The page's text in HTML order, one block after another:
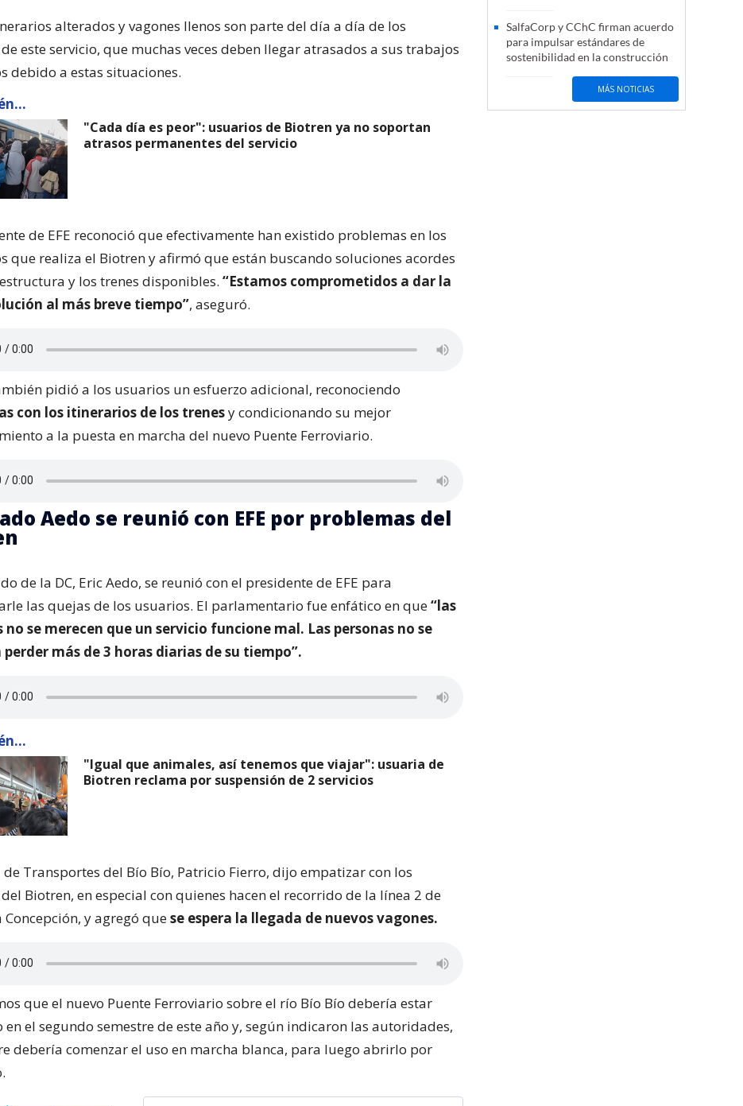
alterados y vagones llenos son parte del día a día de los
este servicio, que muchas veces deben llegar atrasados a sus trabajos
debido a estas situaciones.
"Cada día es peor": usuarios de Biotren ya no soportan
atrasos permanentes del servicio
de EFE reconoció que efectivamente han existido problemas en los
que realiza el Biotren y afirmó que están buscando soluciones acordes
y los trenes disponibles. “Estamos comprometidos a dar la
al más breve tiempo”, aseguró.
pidió a los usuarios un esfuerzo adicional, reconociendo
con los itinerarios de los trenesy condicionando su mejor
a la puesta en marcha del nuevo Puente Ferroviario.
Aedo se reunió con EFE por problemas del
de la DC, Eric Aedo, se reunió con el presidente de EFE para
las quejas de los usuarios. El parlamentario fue enfático en que“las
no se merecen que un servicio funcione mal. Las personas no se
perder más de 3 horas diarias de su tiempo”.
"Igual que animales, así tenemos que viajar": usuaria de
Biotren reclama por suspensión de 2 servicios
de Transportes del Bío Bío, Patricio Fierro, dijo empatizar con los
Biotren, en especial con quienes hacen el recorrido de la línea 2 de
Concepción, y agregó quese espera la llegada de nuevos vagones.
que el nuevo Puente Ferroviario sobre el río Bío Bío debería estar
en el segundo semestre de este año y, según indicaron las autoridades,
debería comenzar el uso en marcha blanca, para luego abrirlo por
SalfaCorp y CChC firman acuerdo
para impulsar estándares de
sostenibilidad en la construcción
MÁS NOTICIAS